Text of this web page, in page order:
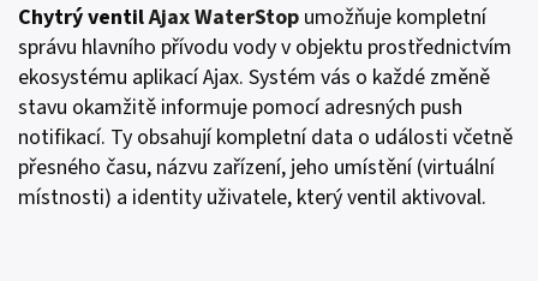
Chytrý ventilAjax WaterStop umožňuje kompletní
správu hlavního přívodu vody v objektu prostřednictvím
ekosystému aplikací Ajax. Systém vás o každé změně
stavu okamžitě informuje pomocí adresných push
notifikací. Ty obsahují kompletní data o události včetně
přesného času, názvu zařízení, jeho umístění (virtuální
místnosti) a identity uživatele, který ventil aktivoval.